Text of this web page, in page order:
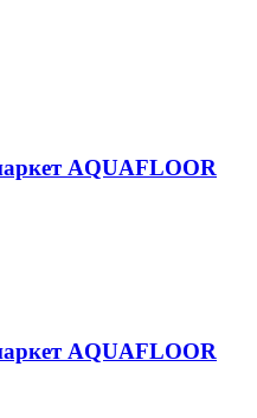
AQUAFLOOR
AQUAFLOOR